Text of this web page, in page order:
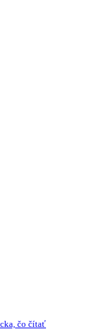
čo čítať